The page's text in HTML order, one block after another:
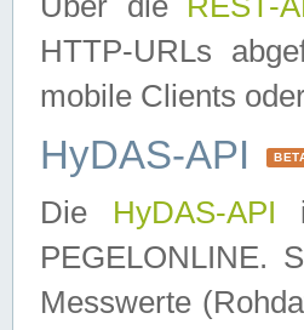
HTTP-URLs
mobile Clients
HyDAS-API
Die HyDAS-API
PEGELONLINE.
Messwerte